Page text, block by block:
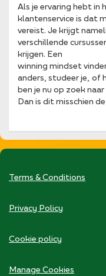
Als je ervaring hebt in
klantenservice is dat
vereist. Je krijgt
verschillende
krijgen. Een
winning mindset
anders, studeer je, of
ben je nu op zoek
Dan is dit misschien
Terms & Conditions
Privacy Policy
Cookie policy
Manage Cookies